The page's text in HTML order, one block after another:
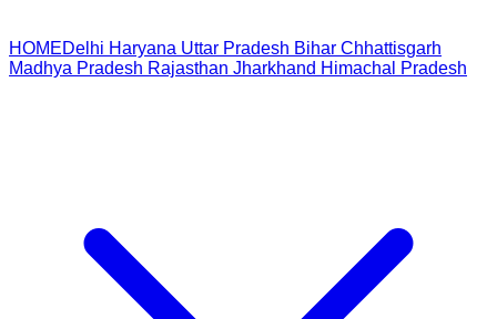
HOMEDelhi Haryana Uttar Pradesh Bihar Chhattisgarh
Madhya Pradesh Rajasthan Jharkhand Himachal Pradesh